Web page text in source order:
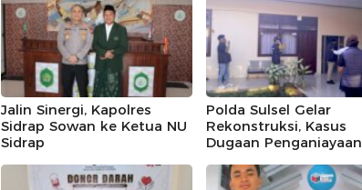
Jalin Sinergi, Kapolres
Sidrap Sowan ke Ketua NU
Sidrap
Polda Sulsel Gelar
Rekonstruksi, Kasus
Dugaan Penganiayaan
Dipastikan Lanjut